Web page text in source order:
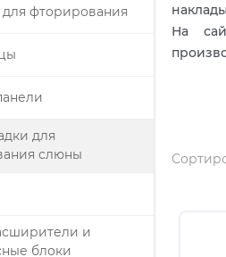
фторирования
для
слюны
и
блоки
На